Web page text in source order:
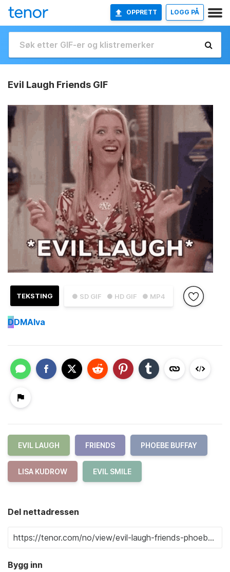
OPPRETT LOGG PÅ
Evil Laugh Friends GIF
● SD GIF ● HD GIF ● MP4
TEKSTING
DDMAlva
EVIL LAUGH FRIENDS PHOEBE BUFFAY
LISA KUDROW EVIL SMILE
Del nettadressen
Bygg inn